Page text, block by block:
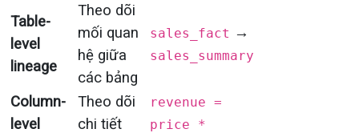
Table-
level
lineage
Theo dõi
mối quan
hệ giữa
các bảng
sales_fact →
sales_summary
Column-
level
Theo dõi
chi tiết
revenue =
price *